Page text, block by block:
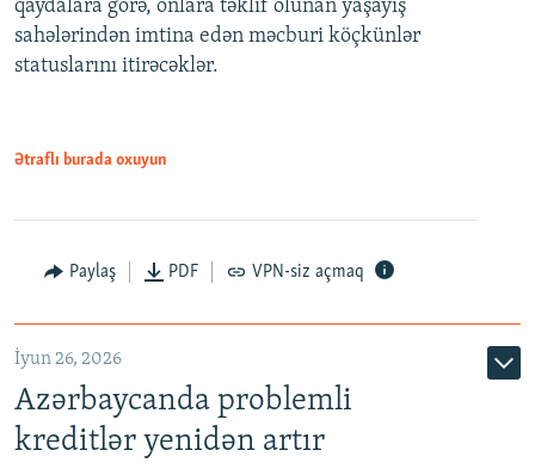
Auto 240p 360p 480p
720p 1080p
720p
qaydalara görə, onlara təklif olunan yaşayış
sahələrindən imtina edən məcburi köçkünlər
statuslarını itirəcəklər.
Ətraflı burada oxuyun
Paylaş PDF VPN-siz açmaq
İyun 26, 2026
Azərbaycanda problemli
kreditlər yenidən artır